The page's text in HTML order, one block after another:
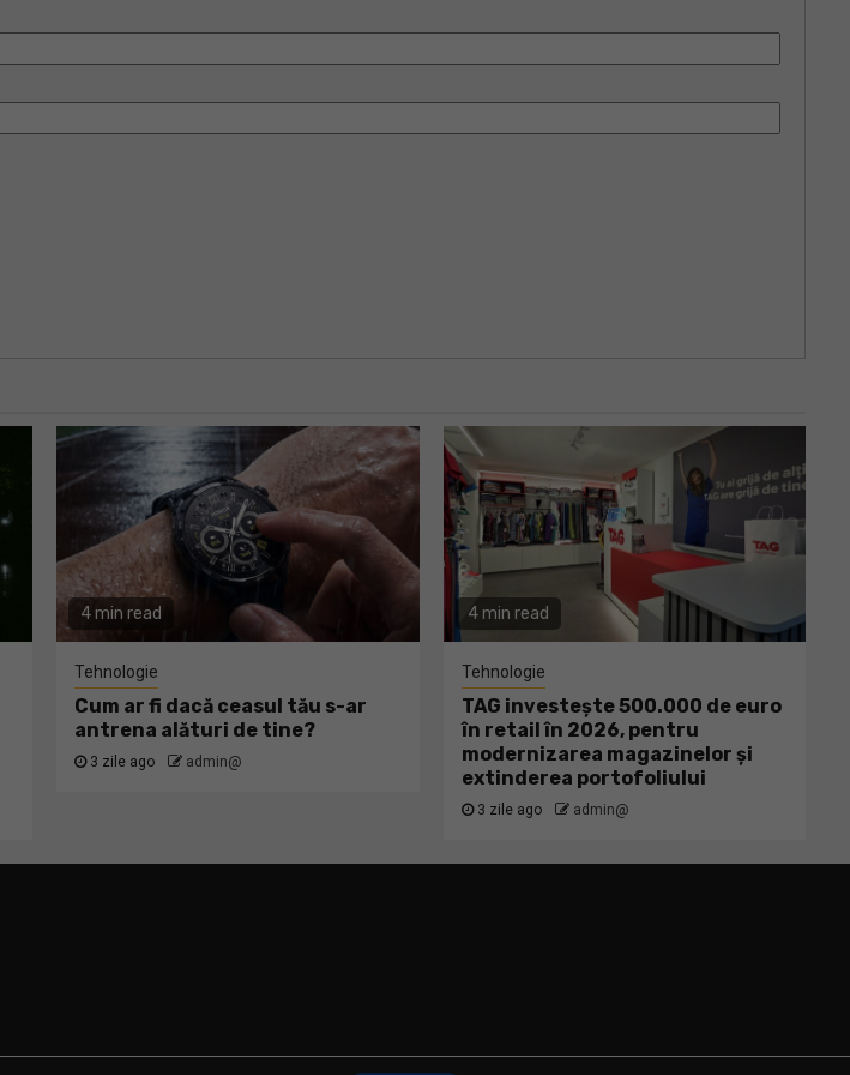
4 min read
Tehnologie
Cum ar fi dacă ceasul tău s-ar
antrena alături de tine?
3 zile ago admin@
4 min read
Tehnologie
TAG investește 500.000 de euro
în retail în 2026, pentru
modernizarea magazinelor și
extinderea portofoliului
3 zile ago admin@